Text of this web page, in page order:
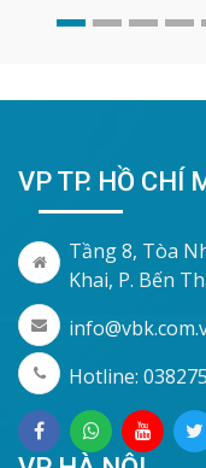
VP TP. HỒ CHÍ
Tầng 8, Tòa
Khai, P. Bến
Hotline: